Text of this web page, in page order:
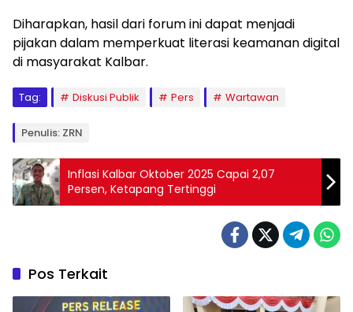
Diharapkan, hasil dari forum ini dapat menjadi
pijakan dalam memperkuat literasi keamanan digital
di masyarakat Kalbar.
Tag: Diskusi Publik Pers Wartawan
Penulis: ZRN
Inflasi Kalbar Oktober 2025 Capai 2,07
Persen, Ketapang Tertinggi
Pos Terkait